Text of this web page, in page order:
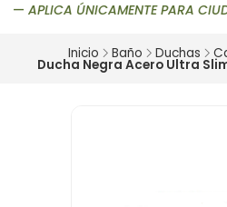
APLICA ÚNICAMENTE PARA
Inicio Baño Duchas
Ducha Negra Acero Ultra